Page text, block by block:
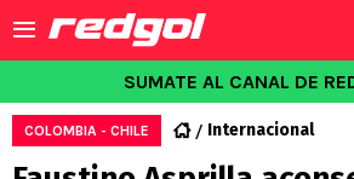
SUMATE AL CANAL DE
COLOMBIA - CHILE Internacional